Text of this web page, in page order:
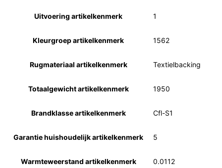
Uitvoering artikelkenmerk 1
Kleurgroep artikelkenmerk 1562
Rugmateriaal artikelkenmerk Textielbacking
Totaalgewicht artikelkenmerk 1950
Brandklasse artikelkenmerk Cfl-S1
Garantie huishoudelijk artikelkenmerk 5
Warmteweerstand artikelkenmerk 0.0112